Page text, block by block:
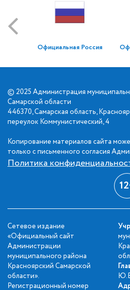
Официальная Россия
© 2025 Администрация
Самарской области
446370, Самарская область,
переулок Коммунистический, 4
Копирование материалов сайта
только с письменного согласия
Политика
Сетевое издание
«Официальный сайт
Администрации
муниципального района
Красноярский Самарской
области».
Регистрационный номер